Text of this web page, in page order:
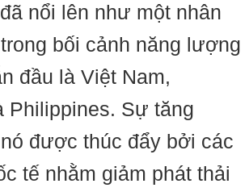
nổi lên như một nhân
bối cảnh năng lượng
đầu là Việt Nam,
Philippines. Sự tăng
được thúc đẩy bởi các
tế nhằm giảm phát thải